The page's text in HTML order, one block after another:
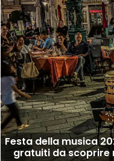
Festa della musica
gratuiti da scoprire